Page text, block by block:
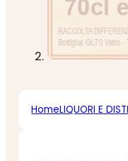
HomeLIQUORI E